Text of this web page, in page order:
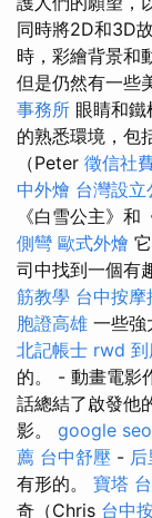
同時將2D和3D
時，彩繪背景和
但是仍然有一些
事務所 眼睛和
的熟悉環境，包
（Peter 徵信社
中外燴 台灣設立
《白雪公主》和
側彎 歐式外燴
司中找到一個有
筋教學 台中按摩
胞證高雄 一些強
北記帳士 rwd
的。 - 動畫電影
話總結了啟發他
影。 google
薦 台中舒壓 -
有形的。 寶塔
奇（Chris 台中